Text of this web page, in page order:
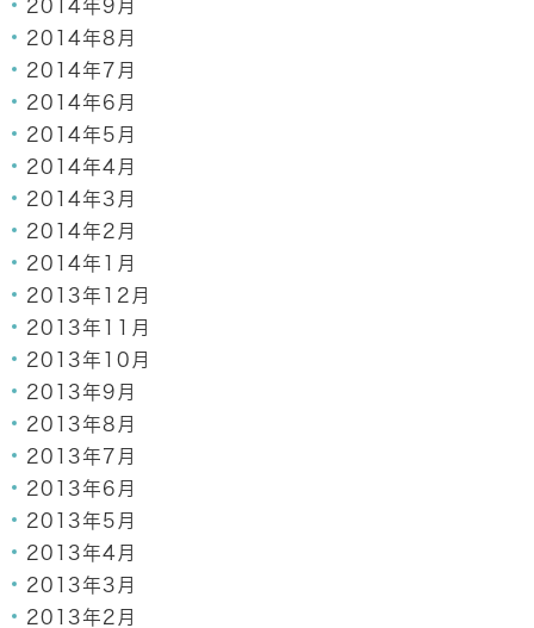
2014年9月
2014年8月
2014年7月
2014年6月
2014年5月
2014年4月
2014年3月
2014年2月
2014年1月
2013年12月
2013年11月
2013年10月
2013年9月
2013年8月
2013年7月
2013年6月
2013年5月
2013年4月
2013年3月
2013年2月